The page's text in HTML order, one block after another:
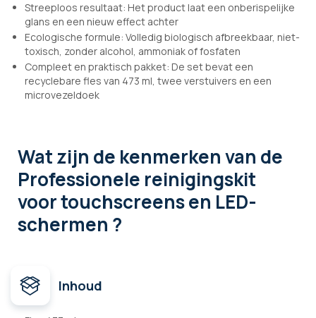
Streeploos resultaat: Het product laat een onberispelijke
glans en een nieuw effect achter
Ecologische formule: Volledig biologisch afbreekbaar, niet-
toxisch, zonder alcohol, ammoniak of fosfaten
Compleet en praktisch pakket: De set bevat een
recyclebare fles van 473 ml, twee verstuivers en een
microvezeldoek
Wat zijn de kenmerkenvan de
Professionele reinigingskit
voor touchscreens en LED-
schermen ?
Inhoud